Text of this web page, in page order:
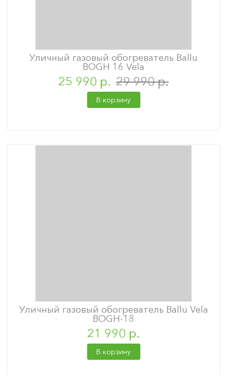
Уличный газовый обогреватель Ballu
BOGH 16 Vela
25 990 р. 29 990 р.
В корзину
Уличный газовый обогреватель Ballu Vela
BOGH-18
21 990 р.
В корзину